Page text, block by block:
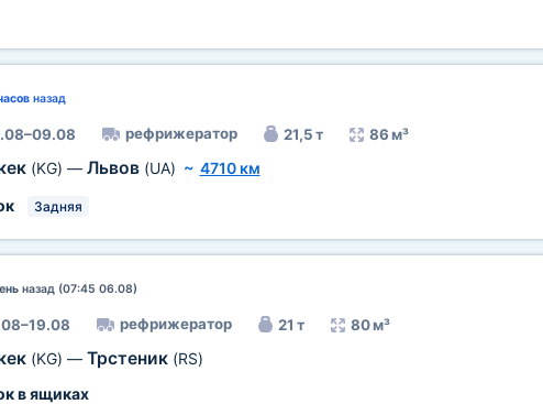
назад
рефрижератор 21,5 т 86 м³
(KG) — Львов (UA) ~ 4710 км
Задняя
назад (07:45 06.08)
рефрижератор 21 т 80 м³
(KG) — Трстеник (RS)
в ящиках